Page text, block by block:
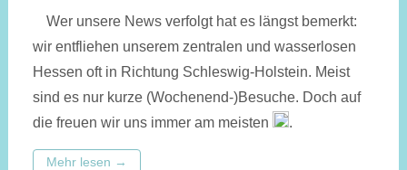
Wer unsere News verfolgt hat es längst bemerkt:
wir entfliehen unserem zentralen und wasserlosen
Hessen oft in Richtung Schleswig-Holstein. Meist
sind es nur kurze (Wochenend-)Besuche. Doch auf
die freuen wir uns immer am meisten
.
Mehr lesen →